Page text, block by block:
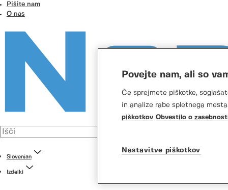
Pišite nam
O nas
Slovenian
Izdelki
Povejte nam, ali so
Če sprejmete piškotke,
in analize rabe spletnega
piškotkov Obvestilo o
Nastavitve piškotkov